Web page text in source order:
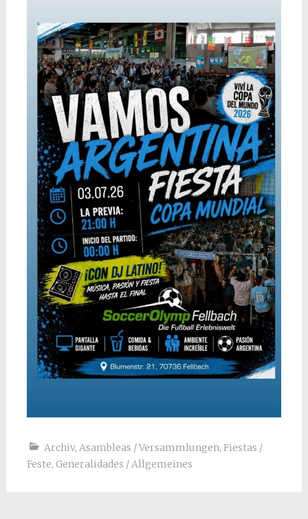
Archiv, Asambleas / Versammlungen, Fiestas /
Feste, Generalidades / Allgemeines